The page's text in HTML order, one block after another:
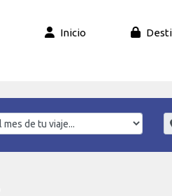
Inicio